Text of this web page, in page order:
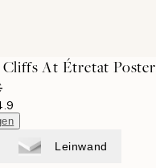
At Étretat Poster
Leinwand